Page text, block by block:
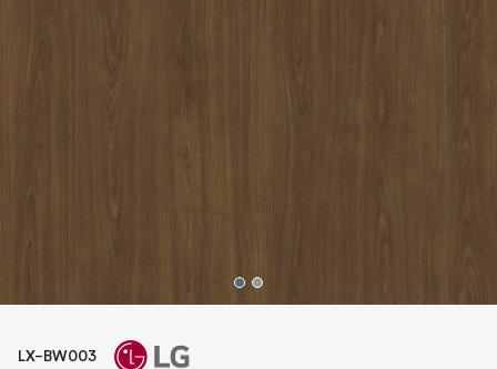
1 2
LX-BW003